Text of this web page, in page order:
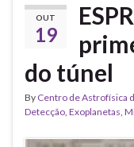
OUT
19
do túnel
By Centro de Astrofísica
Detecção, Exoplanetas,